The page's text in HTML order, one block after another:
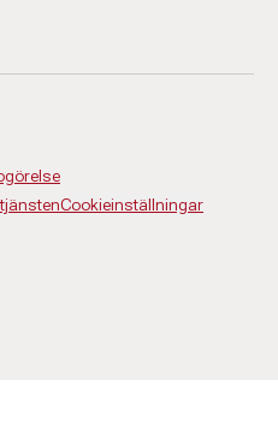
Cookieinställningar